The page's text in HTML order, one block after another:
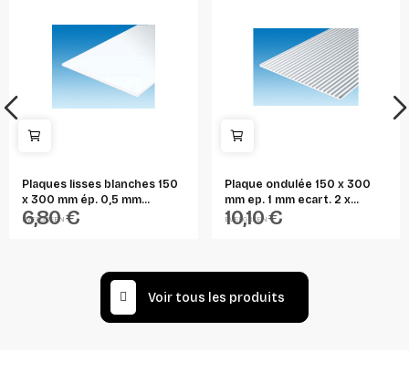
Plaques lisses blanches 150
x 300 mm ép. 0,5 mm...
EVERGREEN
6,80 €
Plaque ondulée 150 x 300
mm ep. 1 mm ecart. 2 x...
EVERGREEN
10,10 €
Voir tous les produits